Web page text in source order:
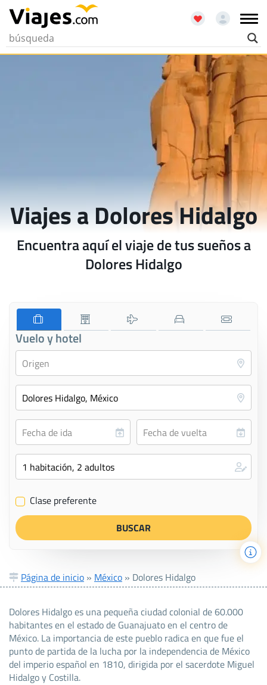
Viajes a Dolores Hidalgo
Encuentra aquí el viaje de tus sueños a
Dolores Hidalgo
Vuelo y hotel
✔ Clase preferente
Página de inicio » México » Dolores Hidalgo
Dolores Hidalgo es una pequeña ciudad colonial de 60.000
habitantes en el estado de Guanajuato en el centro de
México. La importancia de este pueblo radica en que fue el
punto de partida de la lucha por la independencia de México
del imperio español en 1810, dirigida por el sacerdote Miguel
Hidalgo y Costilla.